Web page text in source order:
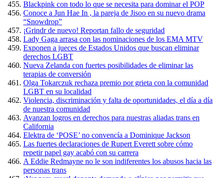
Blackpink con todo lo que se necesita para dominar el POP
Conoce a Jun Hae In , la pareja de Jisoo en su nuevo drama
“Snowdrop”
¡Grindr de nuevo! Reportan fallo de seguridad
Lady Gaga arrasa con las nominaciones de los EMA MTV
Exponen a jueces de Estados Unidos que buscan eliminar
derechos LGBT
Nueva Zelanda con fuertes posibilidades de eliminar las
terapias de conversión
Olga Tokarczuk rechaza premio por grieta con la comunidad
LGBT en su localidad
Violencia, discriminación y falta de oportunidades, el día a día
de nuestra comunidad
Avanzan logros en derechos para nuestras aliadas trans en
California
Elektra de ‘POSE’ no convencía a Dominique Jackson
Las fuertes declaraciones de Rupert Everett sobre cómo
repetir papel gay acabó con su carrera
A Eddie Redmayne no le son indiferentes los abusos hacia las
personas trans